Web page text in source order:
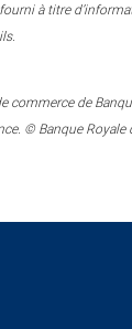
à titre
commerce de
© Banque Royale